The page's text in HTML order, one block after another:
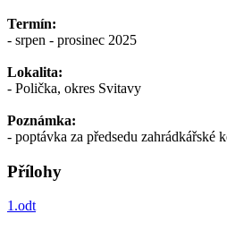
Termín:
- srpen - prosinec 2025
Lokalita:
- Polička, okres Svitavy
Poznámka:
- poptávka za předsedu zahrádkářské
Přílohy
1.odt